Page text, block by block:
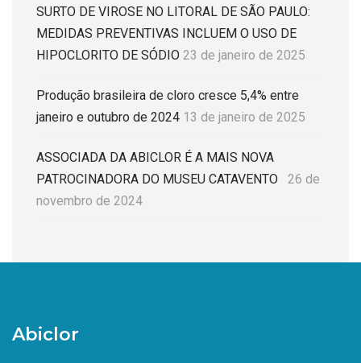
SURTO DE VIROSE NO LITORAL DE SÃO PAULO:
MEDIDAS PREVENTIVAS INCLUEM O USO DE
HIPOCLORITO DE SÓDIO 23 de janeiro de 2025
Produção brasileira de cloro cresce 5,4% entre
janeiro e outubro de 2024 13 de janeiro de 2025
ASSOCIADA DA ABICLOR É A MAIS NOVA
PATROCINADORA DO MUSEU CATAVENTO
26 de
novembro de 2024
Abiclor